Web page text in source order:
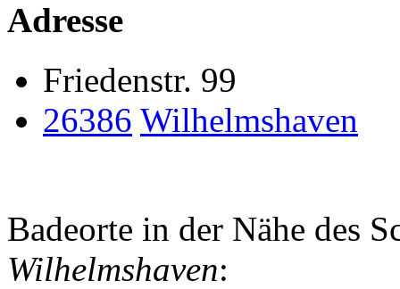
Adresse
Friedenstr. 99
26386 Wilhelmshaven
Badeorte in der Nähe des
Wilhelmshaven: